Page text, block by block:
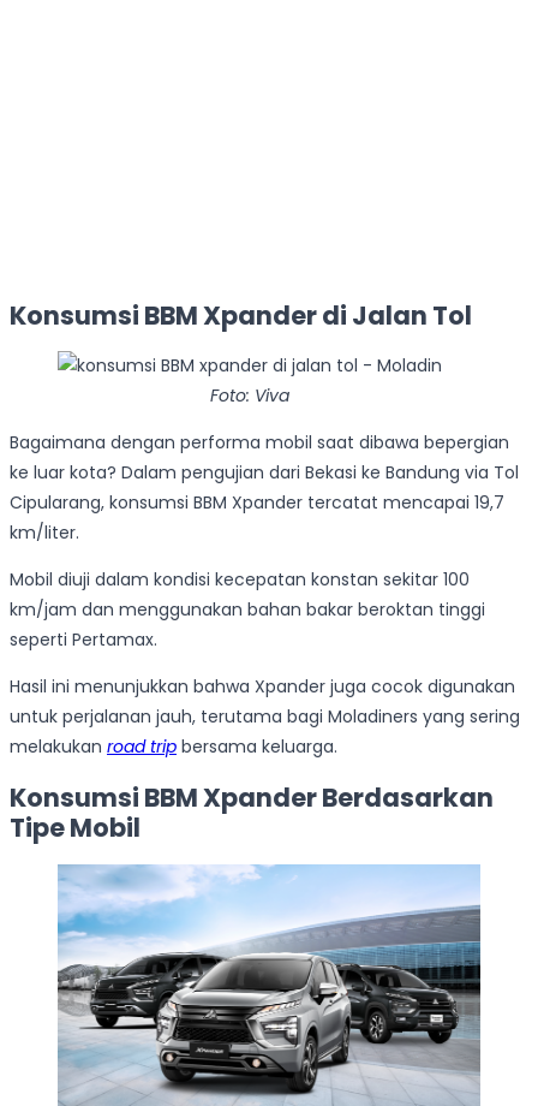
Konsumsi BBM Xpander di Jalan Tol
Foto: Viva
Bagaimana dengan performa mobil saat dibawa bepergian
ke luar kota? Dalam pengujian dari Bekasi ke Bandung via Tol
Cipularang, konsumsi BBM Xpander tercatat mencapai 19,7
km/liter.
Mobil diuji dalam kondisi kecepatan konstan sekitar 100
km/jam dan menggunakan bahan bakar beroktan tinggi
seperti Pertamax.
Hasil ini menunjukkan bahwa Xpander juga cocok digunakan
untuk perjalanan jauh, terutama bagi Moladiners yang sering
melakukan road trip bersama keluarga.
Konsumsi BBM Xpander Berdasarkan
Tipe Mobil